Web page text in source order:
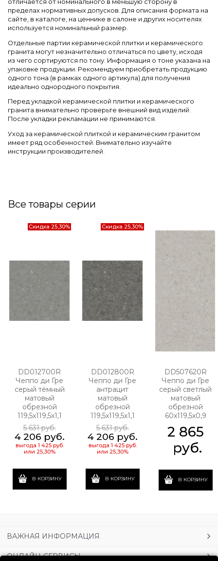
отличается от номинального в меньшую сторону в
пределах нормативных допусков. Для описания формата на
сайте, в каталоге, на ценнике в салоне и других носителях
используется номинальный размер.
Отдельные партии керамической плитки и керамического
гранита могут незначительно отличаться по цвету, исходя
из чего сортируются по тону. Информация о тоне указана на
упаковке продукции. Рекомендуем приобретать продукцию
одного тона (в рамках одного артикула) для получения
идеально однородного покрытия.
Перед укладкой керамической плитки и керамического
гранита внимательно проверьте внешний вид изделий.
После укладки рекламации не принимаются.
Уход за керамической плиткой и керамическим гранитом
имеет ряд особенностей. Внимательно изучайте
инструкции производителей.
Все товары серии
Скидка 25,30%
DD012700R
Чеппо ди Гре
серый тёмный
матовый
обрезной
119,5x119,5x1,1
5 631 руб.
4 206 руб.
выгода 1 425 руб.
или 25,30%
В КОРЗИНУ
Скидка 25,30%
DD012800R
Чеппо ди Гре
антрацит
матовый
обрезной
119,5x119,5x1,1
5 631 руб.
4 206 руб.
выгода 1 425 руб.
или 25,30%
В КОРЗИНУ
DD507620R
Чеппо ди Гре
серый светлый
матовый
обрезной
60x119,5x0,9
2 865
руб.
В КОРЗИНУ
ВАЖНАЯ ИНФОРМАЦИЯ
ОНЛАЙН-СЕРВИСЫ